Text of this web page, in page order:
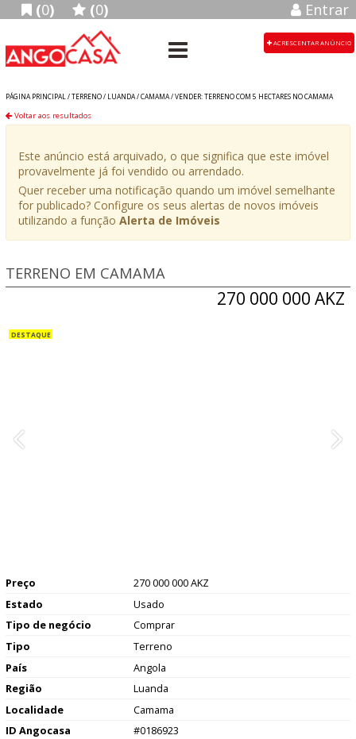
(0) (0) Entrar
ACRESCENTAR ANÚNCIO
PÁGINA PRINCIPAL /TERRENO/ LUANDA/CAMAMA/VENDER: TERRENO COM 5 HECTARES NO CAMAMA
Voltar aos resultados
Este anúncio está arquivado, o que significa que este imóvel
provavelmente já foi vendido ou arrendado.
Quer receber uma notificação quando um imóvel semelhante
for publicado? Configure os seus alertas de novos imóveis
utilizando a função Alerta de Imóveis
270 000 000 AKZ
TERRENO EM CAMAMA
Preço
270 000 000 AKZ
Estado
Usado
Tipo de negócio
Comprar
Tipo
Terreno
País
Angola
Região
Luanda
Localidade
Camama
ID Angocasa
#0186923